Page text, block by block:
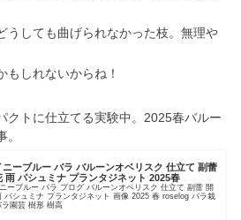
うしても曲げられなかった枝。無理や
もしれないからね！
トに仕立てる実験中。2025春バルー
ニーブルー バラ バルーンオベリスク 仕立て 副蕾
雨 パシュミナ プランタジネット 2025春
ーブルー バラ ブログ バルーンオベリスク 仕立て 副蕾 開
パシュミナ プランタジネット 画像 2025 春 roselog バラ栽
ラ園芸 樹形 樹高